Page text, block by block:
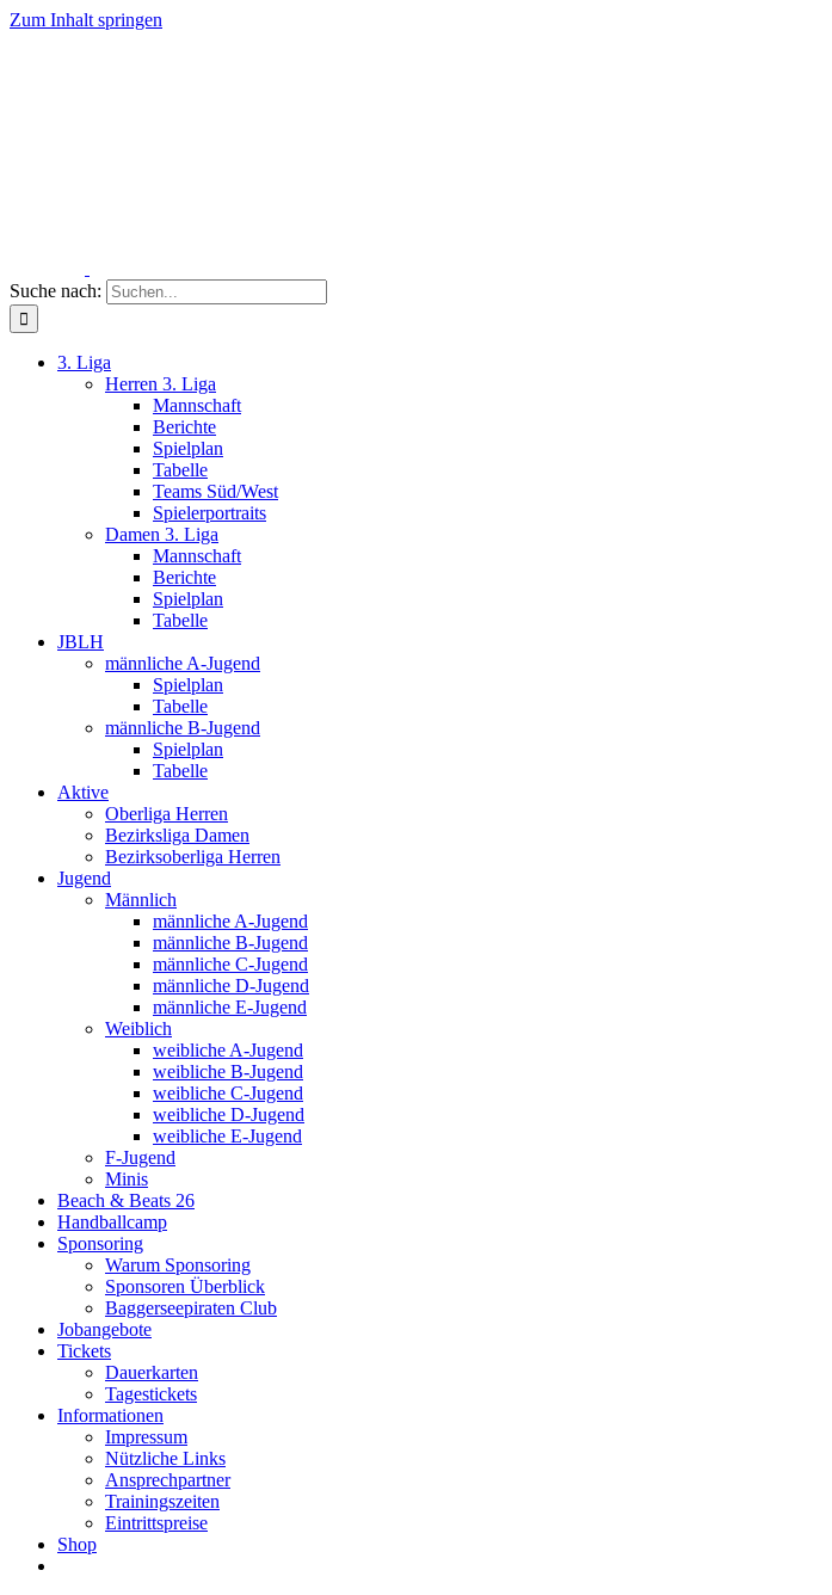
Zum Inhalt springen
Suche nach:
3. Liga
Herren 3. Liga
Mannschaft
Berichte
Spielplan
Tabelle
Teams Süd/West
Spielerportraits
Damen 3. Liga
Mannschaft
Berichte
Spielplan
Tabelle
JBLH
männliche A-Jugend
Spielplan
Tabelle
männliche B-Jugend
Spielplan
Tabelle
Aktive
Oberliga Herren
Bezirksliga Damen
Bezirksoberliga Herren
Jugend
Männlich
männliche A-Jugend
männliche B-Jugend
männliche C-Jugend
männliche D-Jugend
männliche E-Jugend
Weiblich
weibliche A-Jugend
weibliche B-Jugend
weibliche C-Jugend
weibliche D-Jugend
weibliche E-Jugend
F-Jugend
Minis
Beach & Beats 26
Handballcamp
Sponsoring
Warum Sponsoring
Sponsoren Überblick
Baggerseepiraten Club
Jobangebote
Tickets
Dauerkarten
Tagestickets
Informationen
Impressum
Nützliche Links
Ansprechpartner
Trainingszeiten
Eintrittspreise
Shop